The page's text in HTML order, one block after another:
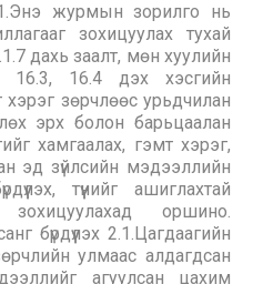
журмын зорилго нь
зохицуулах тухай
дахь заалт, мөн хуулийн
16.3, 16.4 дэх хэсгийн
хэрэг зөрчлөөс урьдчилан
эрх болон барьцаалан
хамгаалах, гэмт хэрэг,
эд зүйлсийн мэдээллийн
түүнийг ашиглахтай
зохицуулахад оршино.
бүрдүүлэх 2.1.Цагдаагийн
улмаас алдагдсан
агуулсан цахим